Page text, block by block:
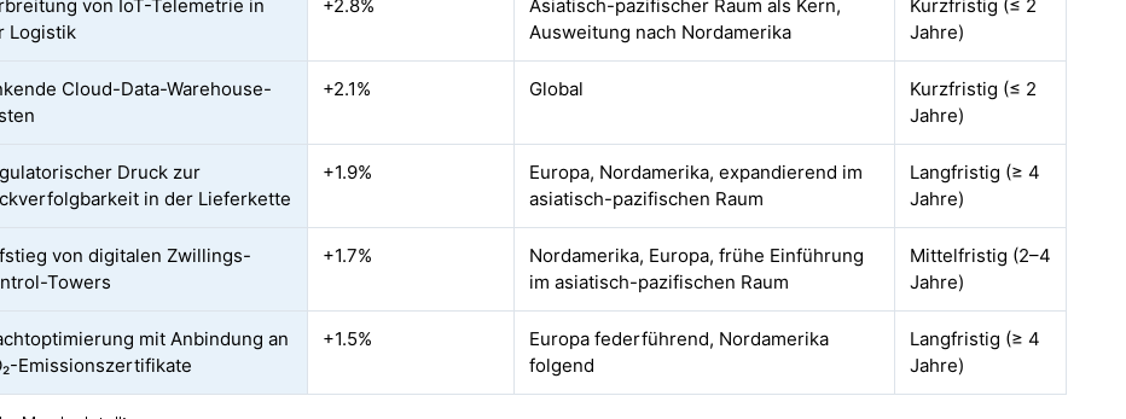
von IoT-Telemetrie in
Logistik
+2.8%
Asiatisch-pazifischer Raum als Kern,
Ausweitung nach Nordamerika
Kurzfristig (≤ 2
Jahre)
Cloud-Data-Warehouse-
+2.1% Global
Kurzfristig (≤ 2
Jahre)
Druck zur
in der Lieferkette
+1.9%
Europa, Nordamerika, expandierend im
asiatisch-pazifischen Raum
Langfristig (≥ 4
Jahre)
von digitalen Zwillings-
Towers
+1.7%
Nordamerika, Europa, frühe Einführung
im asiatisch-pazifischen Raum
Mittelfristig (2–4
Jahre)
mit Anbindung an
Emissionszertifikate
+1.5%
Europa federführend, Nordamerika
folgend
Langfristig (≥ 4
Jahre)